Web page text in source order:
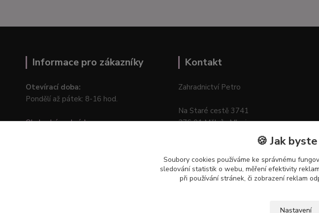
Informace pro zákazníky
Otevírací doba:
Pondělí až pátek: 8-16 hod.
Obchodní podmínky
Kontakt
Zahradnictví Petro
Na Staré cestě 3741
276 01 Mělník–Mlazice
🍪 Jak
Soubory cookies používáme ke správnému
sledování statistik o webu, měření efektivity
při používání stránek, či zobrazení reklam
Nastavení